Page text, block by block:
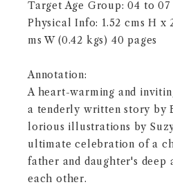
Target Age Group: 04 to 07
Physical Info: 1.52 cms H x
ms W (0.42 kgs) 40 pages
Annotation:
A heart-warming and
a tenderly written story by
lorious illustrations by
ultimate celebration of a
father and daughter's deep
each other.